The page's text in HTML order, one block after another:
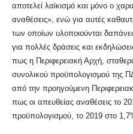
αποτελεί λαϊκισμό και μόνο ο
αναθέσεις», ενώ για αυτές
των οποίων υλοποιούνται
για πολλές δράσεις και
πως η Περιφερειακή Αρχή,
συνολικού προϋπολογισμού της
από την προηγούμενη
πως οι απευθείας αναθέσεις το
προϋπολογισμού, το 2019 στο